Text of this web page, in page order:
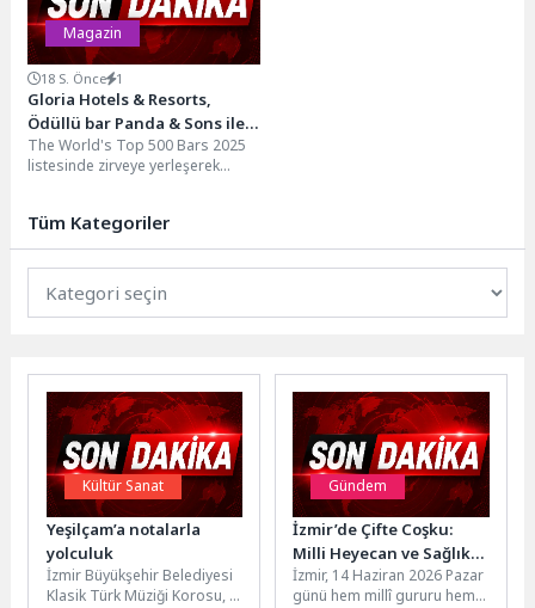
Magazin
18 S. Önce 1
Gloria Hotels & Resorts,
Ödüllü bar Panda & Sons ile
unutulmaz bir Miksoloji
Gecesine İmza Attı
The World's Top 500 Bars 2025
listesinde zirveye yerleşerek
Tüm Kategoriler
Kültür Sanat
Yeşilçam’a notalarla
yolculuk
İzmir Büyükşehir Belediyesi
Klasik Türk Müziği Korosu,
Gündem
İzmir’de Çifte Coşku:
Milli Heyecan ve Sağlıklı
Yaşam Buluşması
İzmir, 14 Haziran 2026 Pazar
günü hem millî gururu hem